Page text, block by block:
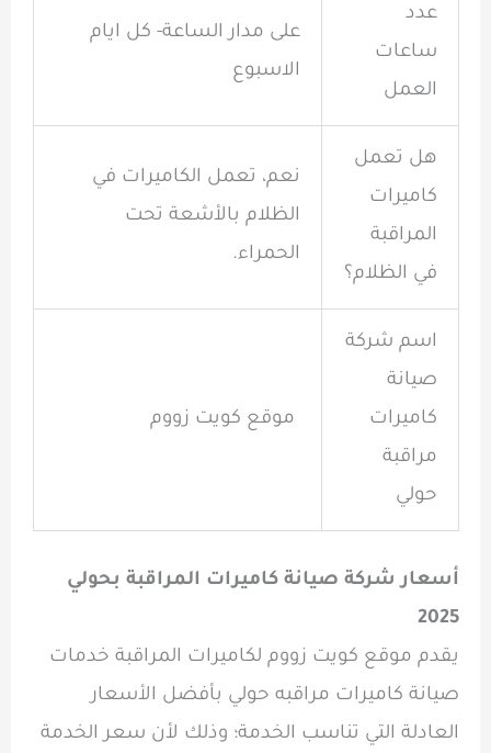
عدد
ساعات
العمل
على مدار الساعة- كل ايام
الاسبوع
هل تعمل
كاميرات
المراقبة
في الظلام؟
نعم، تعمل الكاميرات في
الظلام بالأشعة تحت
الحمراء.
اسم شركة
صيانة
كاميرات
مراقبة
حولي
موقع كويت زووم
أسعار شركة صيانة كاميرات المراقبة بحولي
2025
يقدم موقع كويت زووم لكاميرات المراقبة خدمات
صيانة كاميرات مراقبه حولي بأفضل الأسعار
العادلة التي تناسب الخدمة؛ وذلك لأن سعر الخدمة